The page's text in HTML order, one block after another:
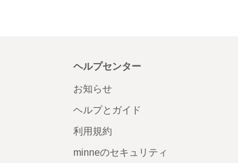
ヘルプセンター
お知らせ
ヘルプとガイド
利用規約
minneのセキュリティ